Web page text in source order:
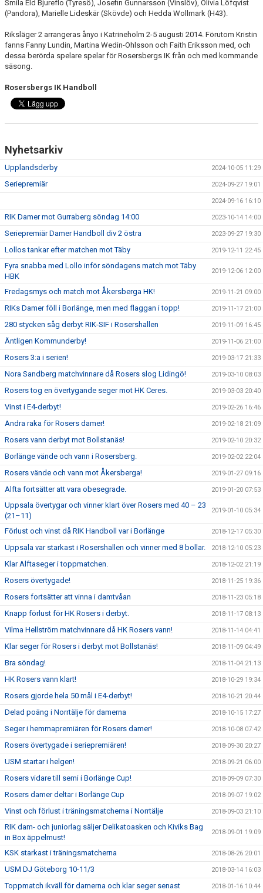
Smila Eld Bjureflo (Tyresö), Josefin Gunnarsson (Vinslöv), Olivia Löfqvist
(Pandora), Marielle Lideskär (Skövde) och Hedda Wollmark (H43).
Riksläger 2 arrangeras ånyo i Katrineholm 2-5 augusti 2014. Förutom Kristin
fanns Fanny Lundin, Martina Wedin-Ohlsson och Faith Eriksson med, och
dessa berörda spelare spelar för Rosersbergs IK från och med kommande
säsong.
Rosersbergs IK Handboll
Nyhetsarkiv
Upplandsderby 2024-10-05 11:29
Seriepremiär 2024-09-27 19:01
2024-09-16 16:10
RIK Damer mot Gurraberg söndag 14:00 2023-10-14 14:00
Seriepremiär Damer Handboll div 2 östra 2023-09-27 19:30
Lollos tankar efter matchen mot Täby 2019-12-11 22:45
Fyra snabba med Lollo inför söndagens match mot Täby
HBK
2019-12-06 12:00
Fredagsmys och match mot Åkersberga HK! 2019-11-21 09:00
RIKs Damer föll i Borlänge, men med flaggan i topp! 2019-11-17 21:00
280 stycken såg derbyt RIK-SIF i Rosershallen 2019-11-09 16:45
Äntligen Kommunderby! 2019-11-06 21:00
Rosers 3:a i serien! 2019-03-17 21:33
Nora Sandberg matchvinnare då Rosers slog Lidingö! 2019-03-10 08:03
Rosers tog en övertygande seger mot HK Ceres. 2019-03-03 20:40
Vinst i E4-derbyt! 2019-02-26 16:46
Andra raka för Rosers damer! 2019-02-18 21:09
Rosers vann derbyt mot Bollstanäs! 2019-02-10 20:32
Borlänge vände och vann i Rosersberg. 2019-02-02 22:04
Rosers vände och vann mot Åkersberga! 2019-01-27 09:16
Alfta fortsätter att vara obesegrade. 2019-01-20 07:53
Uppsala övertygar och vinner klart över Rosers med 40 – 23
(21–11)
2019-01-10 05:34
Förlust och vinst då RIK Handboll var i Borlänge 2018-12-17 05:30
Uppsala var starkast i Rosershallen och vinner med 8 bollar. 2018-12-10 05:23
Klar Alftaseger i toppmatchen. 2018-12-02 21:19
Rosers övertygade! 2018-11-25 19:36
Rosers fortsätter att vinna i damtvåan 2018-11-23 05:18
Knapp förlust för HK Rosers i derbyt. 2018-11-17 08:13
Vilma Hellström matchvinnare då HK Rosers vann! 2018-11-14 04:41
Klar seger för Rosers i derbyt mot Bollstanäs! 2018-11-09 04:49
Bra söndag! 2018-11-04 21:13
HK Rosers vann klart! 2018-10-29 19:34
Rosers gjorde hela 50 mål i E4-derbyt! 2018-10-21 20:44
Delad poäng i Norrtälje för damerna 2018-10-15 17:27
Seger i hemmapremiären för Rosers damer! 2018-10-08 07:42
Rosers övertygade i seriepremiären! 2018-09-30 20:27
USM startar i helgen! 2018-09-21 06:00
Rosers vidare till semi i Borlänge Cup! 2018-09-09 07:30
Rosers damer deltar i Borlänge Cup 2018-09-07 19:02
Vinst och förlust i träningsmatcherna i Norrtälje 2018-09-03 21:10
RIK dam- och juniorlag säljer Delikatoasken och Kiviks Bag
in Box äppelmust!
2018-09-01 19:09
KSK starkast i träningsmatcherna 2018-08-26 20:01
USM DJ Göteborg 10-11/3 2018-03-14 16:03
Toppmatch ikväll för damerna och klar seger senast 2018-01-16 10:44